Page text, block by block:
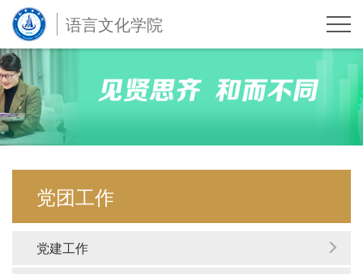
语言文化学院
党团工作
党建工作